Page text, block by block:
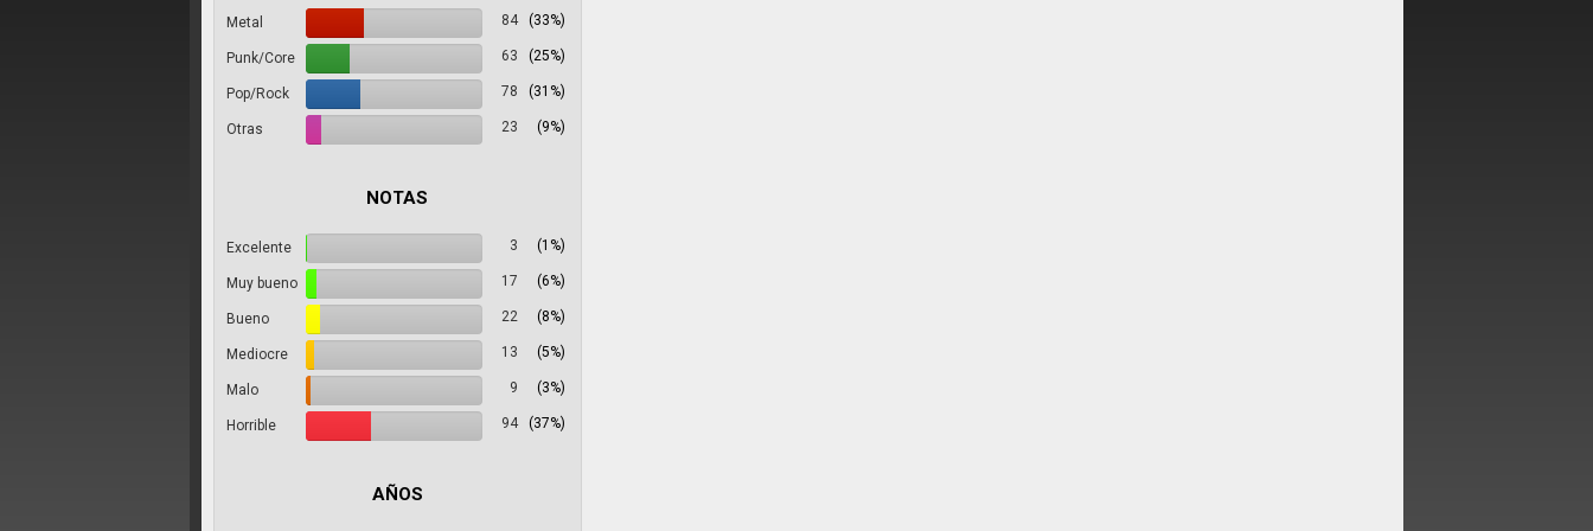
Metal 84 (33%)
Punk/Core 63 (25%)
Pop/Rock 78 (31%)
Otras 23 (9%)
NOTAS
Excelente 3 (1%)
Muy bueno 17 (6%)
Bueno 22 (8%)
Mediocre 13 (5%)
Malo 9 (3%)
Horrible 94 (37%)
AÑOS